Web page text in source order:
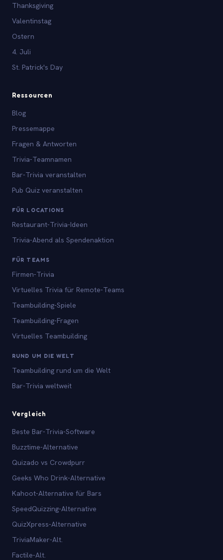
Thanksgiving
Valentinstag
Ostern
4. Juli
St. Patrick's Day
Ressourcen
Blog
Pressemappe
Fragen & Antworten
Trivia-Teamnamen
Bar-Trivia veranstalten
Pub Quiz veranstalten
FÜR LOCATIONS
Restaurant-Trivia-Ideen
Trivia-Abend als Spendenaktion
FÜR TEAMS
Firmen-Trivia
Virtuelles Trivia für Remote-Teams
Teambuilding-Spiele
Teambuilding-Fragen
Virtuelles Teambuilding
RUND UM DIE WELT
Teambuilding rund um die Welt
Bar-Trivia weltweit
Vergleich
Beste Bar-Trivia-Software
Buzztime-Alternative
Quizado vs Crowdpurr
Geeks Who Drink-Alternative
Kahoot-Alternative für Bars
SpeedQuizzing-Alternative
QuizXpress-Alternative
TriviaMaker-Alt.
Factile-Alt.